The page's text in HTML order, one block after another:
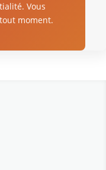
Vous
moment.